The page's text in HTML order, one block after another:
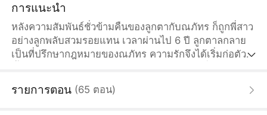
การแนะนำ
หลังความสัมพันธ์ชั่วข้ามคืนของลูกตากับณภัทร ก็ถูกพี่สาว
อย่างลูกพลับสวมรอยแทน เวลาผ่านไป 6 ปี ลูกตาลกลาย
เป็นที่ปรึกษากฎหมายของณภัทร ความรักจึงได้เริ่มก่อตัว
ณภัทรช่วยแก้สถานการณ์ไว้ได้ ในที่สุดความจริงก็ถูกเปิด
รายการตอน (65 ตอน)